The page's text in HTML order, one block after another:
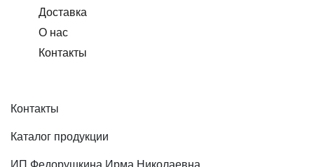
Доставка
О нас
Контакты
Контакты
Каталог продукции
ИП Федорушкина Ирма Николаевна